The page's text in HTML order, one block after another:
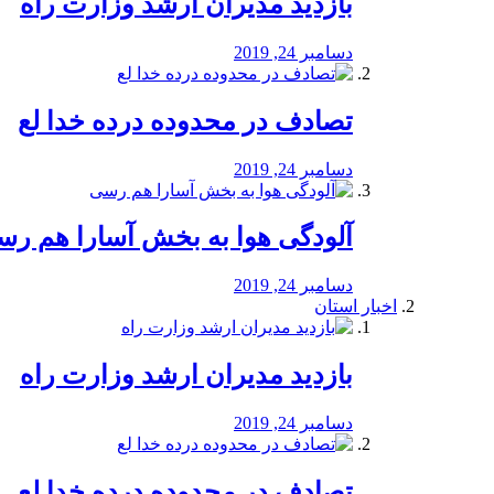
دسامبر 24, 2019
تصادف در محدوده درده خدا لع
دسامبر 24, 2019
آلودگی هوا به بخش آسارا هم
دسامبر 24, 2019
اخبار استان
بازدید مدیران ارشد وزارت راه
دسامبر 24, 2019